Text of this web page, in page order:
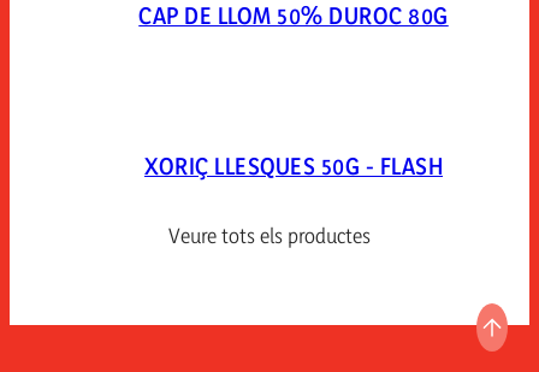
CAP DE LLOM 50% DUROC 80G
XORIÇ LLESQUES 50G - FLASH
Veure tots els productes